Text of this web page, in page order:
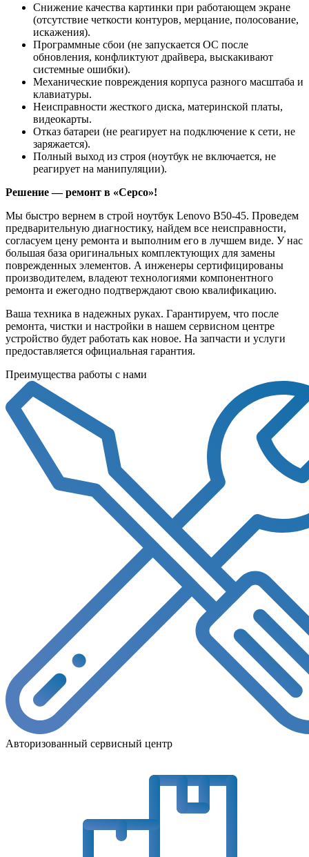
Снижение качества картинки при работающем экране
(отсутствие четкости контуров, мерцание, полосование,
искажения).
Программные сбои (не запускается ОС после
обновления, конфликтуют драйвера, выскакивают
системные ошибки).
Механические повреждения корпуса разного масштаба и
клавиатуры.
Неисправности жесткого диска, материнской платы,
видеокарты.
Отказ батареи (не реагирует на подключение к сети, не
заряжается).
Полный выход из строя (ноутбук не включается, не
реагирует на манипуляции).
Решение — ремонт в «Серсо»!
Мы быстро вернем в строй ноутбук Lenovo B50-45. Проведем
предварительную диагностику, найдем все неисправности,
согласуем цену ремонта и выполним его в лучшем виде. У нас
большая база оригинальных комплектующих для замены
поврежденных элементов. А инженеры сертифицированы
производителем, владеют технологиями компонентного
ремонта и ежегодно подтверждают свою квалификацию.
Ваша техника в надежных руках. Гарантируем, что после
ремонта, чистки и настройки в нашем сервисном центре
устройство будет работать как новое. На запчасти и услуги
предоставляется официальная гарантия.
Преимущества работы с нами
Авторизованный сервисный центр